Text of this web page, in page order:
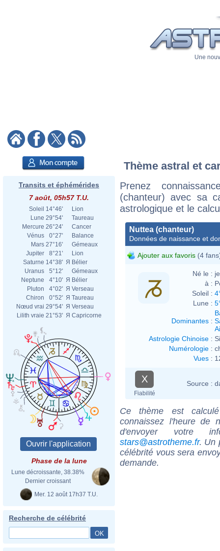
Une
Transits et éphémérides
7 août, 05h57 T.U.
Soleil 14°46'
Lion
Lune 29°54'
Taureau
Mercure 26°24'
Cancer
Vénus
0°27'
Balance
Mars 27°16'
Gémeaux
Jupiter
8°21'
Lion
Saturne 14°38' Я Bélier
Uranus
5°12'
Gémeaux
Neptune
4°10' Я Bélier
Pluton
4°02' Я Verseau
Chiron
0°52' Я Taureau
Nœud vrai 29°54' Я Verseau
Lilith vraie 21°53' Я Capricorne
Phase de la lune
Lune décroissante, 38.38%
Dernier croissant
Mer. 12 août 17h37 T.U.
Recherche de célébrité
Thème astral et
Prenez
(chanteur) avec sa
astrologique et le
Nuttea (chanteur)
Données de naissance et
Ajouter aux favoris (4
Né le :
à :
Soleil :
Lune :
Dominantes :
Astrologie Chinoise :
Numérologie :
Vues :
X
Fiabilité
Source :
Ce thème est
connaissez l'heure de
d'envoyer votre
stars@astrotheme.fr. Un
célébrité vous sera
demande.